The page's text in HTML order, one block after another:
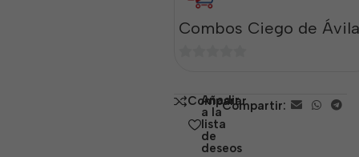
Combos Ciego de Ávila
5 Comparar
Añadir
a la
lista
de
deseos
Compartir: